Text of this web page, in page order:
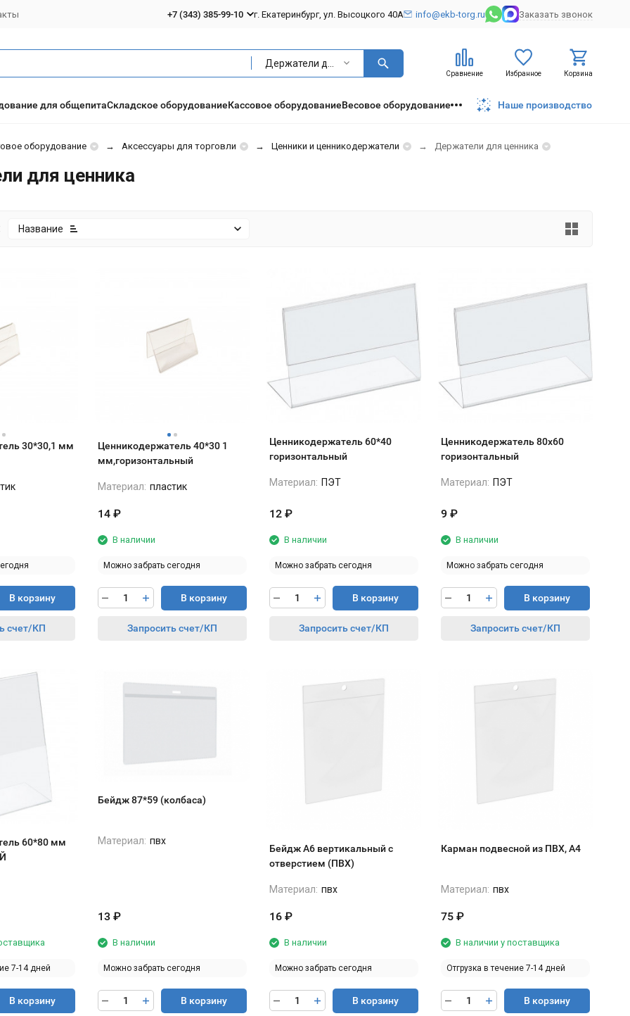
+7 (343) 385-99-10 г. Екатеринбург, ул. Высоцкого 40А info@ekb-torg.ru Заказать звонок
Сравнение Избранное Корзина
для общепитаСкладское оборудованиеКассовое оборудованиеВесовое оборудование Наше производство
оборудование Аксессуары для торговли Ценники и ценникодержатели Держатели для ценника
для ценника
Название
30*30,1 мм
В корзину
счет/КП
Ценникодержатель 40*30 1
мм,горизонтальный
Материал: пластик
14 ₽
В наличии
Можно забрать сегодня
В корзину
Запросить счет/КП
Ценникодержатель 60*40
горизонтальный
Материал: ПЭТ
12 ₽
В наличии
Можно забрать сегодня
В корзину
Запросить счет/КП
Ценникодержатель 80х60
горизонтальный
Материал: ПЭТ
9 ₽
В наличии
Можно забрать сегодня
В корзину
Запросить счет/КП
60*80 мм
7-14 дней
В корзину
Бейдж 87*59 (колбаса)
Материал: пвх
13 ₽
В наличии
Можно забрать сегодня
В корзину
Бейдж А6 вертикальный с
отверстием (ПВХ)
Материал: пвх
16 ₽
В наличии
Можно забрать сегодня
В корзину
Карман подвесной из ПВХ, А4
Материал: пвх
75 ₽
В наличии у поставщика
Отгрузка в течение 7-14 дней
В корзину